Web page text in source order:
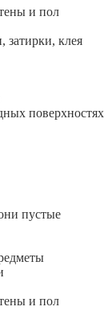
и пол
затирки, клея
поверхностях
пустые
и пол